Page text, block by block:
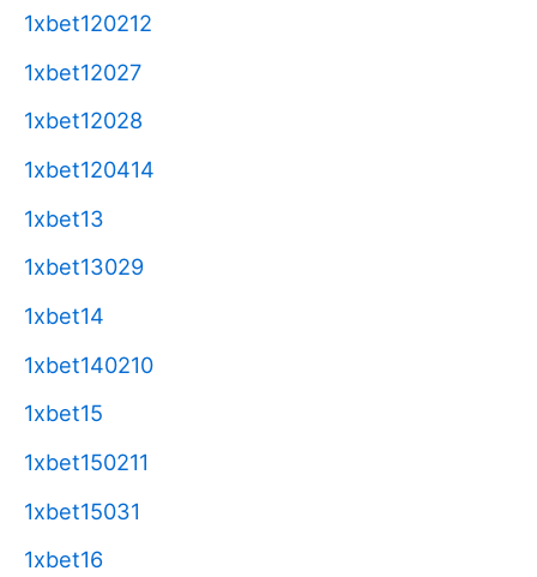
1xbet120212
1xbet12027
1xbet12028
1xbet120414
1xbet13
1xbet13029
1xbet14
1xbet140210
1xbet15
1xbet150211
1xbet15031
1xbet16